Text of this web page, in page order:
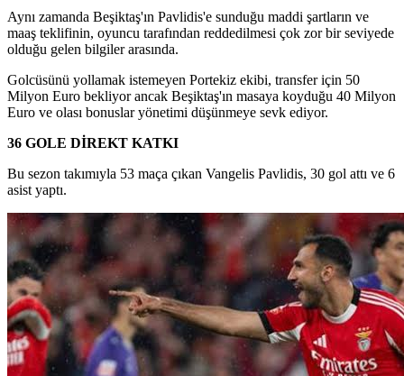
Aynı zamanda Beşiktaş'ın Pavlidis'e sunduğu maddi şartların ve
maaş teklifinin, oyuncu tarafından reddedilmesi çok zor bir seviyede
olduğu gelen bilgiler arasında.
Golcüsünü yollamak istemeyen Portekiz ekibi, transfer için 50
Milyon Euro bekliyor ancak Beşiktaş'ın masaya koyduğu 40 Milyon
Euro ve olası bonuslar yönetimi düşünmeye sevk ediyor.
36 GOLE DİREKT KATKI
Bu sezon takımıyla 53 maça çıkan Vangelis Pavlidis, 30 gol attı ve 6
asist yaptı.